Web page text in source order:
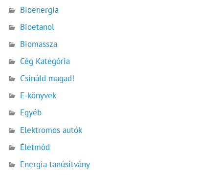
Bioenergia
Bioetanol
Biomassza
Cég Kategória
Csináld magad!
E-könyvek
Egyéb
Elektromos autók
Életmód
Energia tanúsítvány